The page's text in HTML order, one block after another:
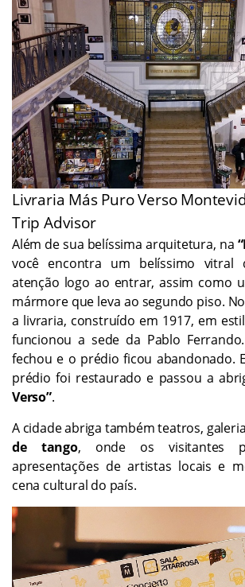
Livraria Más Puro Verso
Trip Advisor
Além de sua belíssima arquitetura, na
você encontra um belíssimo vitral
atenção logo ao entrar, assim como
mármore que leva ao segundo piso.
a livraria, construído em 1917, em
funcionou a sede da Pablo
fechou e o prédio ficou abandonado.
prédio foi restaurado e passou a
Verso”.
A cidade abriga também teatros,
de tango, onde os visitantes
apresentações de artistas locais e
cena cultural do país.